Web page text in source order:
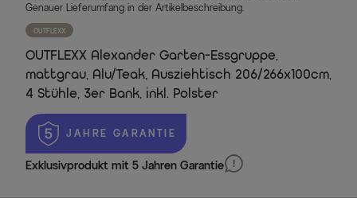
Genauer Lieferumfang in der Artikelbeschreibung.
OUTFLEXX
OUTFLEXX Alexander Garten-Essgruppe,
mattgrau, Alu/Teak, Ausziehtisch 206/266x100cm,
4 Stühle, 3er Bank, inkl. Polster
JAHRE GARANTIE
Exklusivprodukt mit 5 Jahren Garantie